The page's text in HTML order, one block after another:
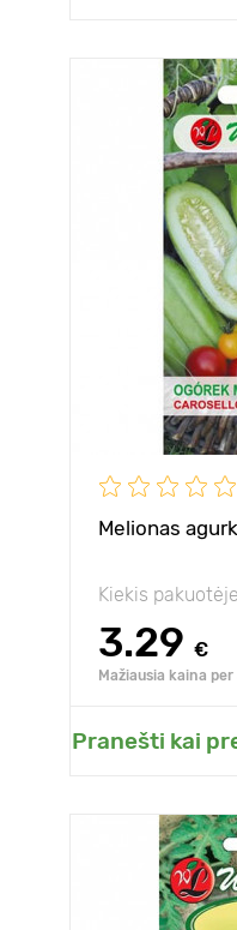
Melionas
Kiekis
3.29 €
Mažiausia kaina
Pranešti kai